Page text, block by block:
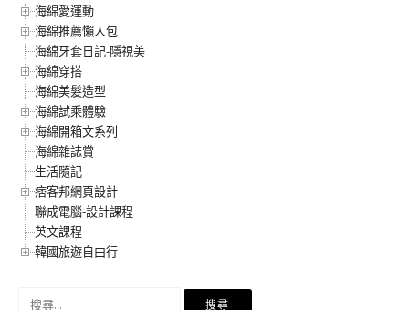
海綿愛運動
海綿推薦懶人包
海綿牙套日記-隱視美
海綿穿搭
海綿美髮造型
海綿試乘體驗
海綿開箱文系列
海綿雜誌賞
生活隨記
痞客邦網頁設計
聯成電腦-設計課程
英文課程
韓國旅遊自由行